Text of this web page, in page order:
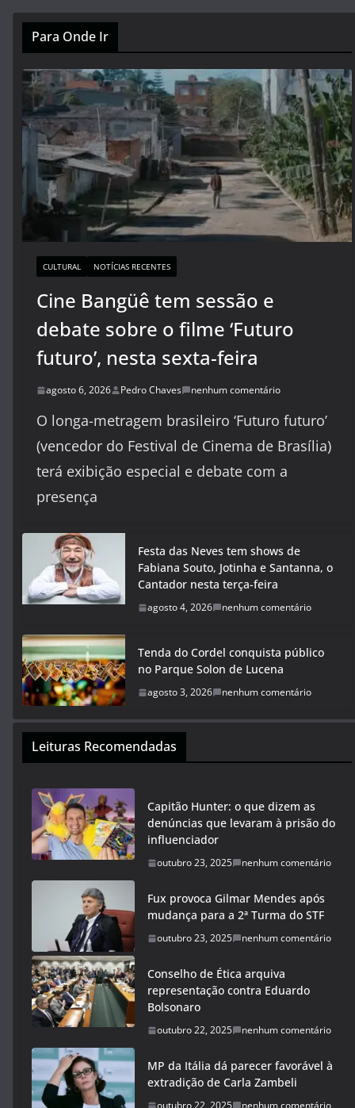
Para Onde Ir
CULTURAL NOTÍCIAS RECENTES
Cine Bangüê tem sessão e
debate sobre o filme ‘Futuro
futuro’, nesta sexta-feira
agosto 6, 2026 Pedro Chaves nenhum comentário
O longa-metragem brasileiro ‘Futuro futuro’
(vencedor do Festival de Cinema de Brasília)
terá exibição especial e debate com a
presença
Festa das Neves tem shows de
Fabiana Souto, Jotinha e Santanna, o
Cantador nesta terça-feira
agosto 4, 2026 nenhum comentário
Tenda do Cordel conquista público
no Parque Solon de Lucena
agosto 3, 2026 nenhum comentário
Leituras Recomendadas
Capitão Hunter: o que dizem as
denúncias que levaram à prisão do
influenciador
outubro 23, 2025 nenhum comentário
Fux provoca Gilmar Mendes após
mudança para a 2ª Turma do STF
outubro 23, 2025 nenhum comentário
Conselho de Ética arquiva
representação contra Eduardo
Bolsonaro
outubro 22, 2025 nenhum comentário
MP da Itália dá parecer favorável à
extradição de Carla Zambeli